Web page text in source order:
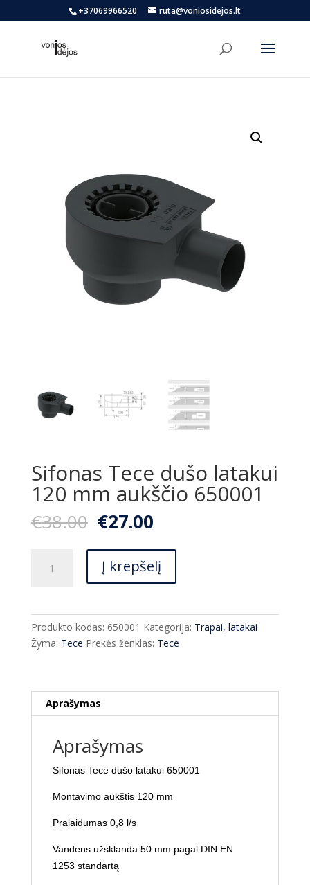
+37069966520 ruta@voniosidejos.lt
Sifonas Tece dušo latakui
120 mm aukščio 650001
€38.00 Original
price
was:
€38.00.
€27.00Current
is:
€27.00.
kiekis:
dušo
latakui
120
650001
Į krepšelį
Produkto kodas: 650001 Kategorija: Trapai, latakai
Žyma: Tece Prekės ženklas: Tece
Aprašymas
Aprašymas
Sifonas Tece dušo latakui 650001
Montavimo aukštis 120 mm
Pralaidumas 0,8 l/s
Vandens užsklanda 50 mm pagal DIN EN
1253 standartą